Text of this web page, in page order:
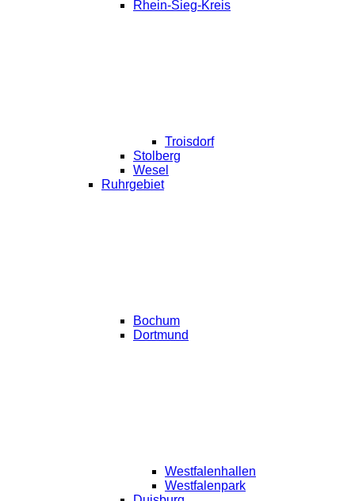
Rhein-Sieg-Kreis
Troisdorf
Stolberg
Wesel
Ruhrgebiet
Bochum
Dortmund
Westfalenhallen
Westfalenpark